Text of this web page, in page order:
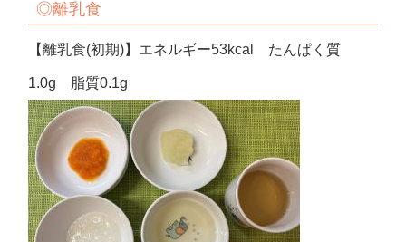
◎離乳食
【離乳食(初期)】エネルギー53kcal たんぱく質
1.0g 脂質0.1g